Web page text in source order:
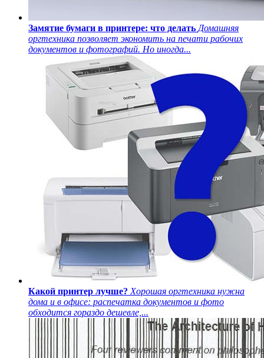
Замятие бумаги в принтере: что делать Домашняя
оргтехника позволяет экономить на печати рабочих
документов и фотографий. Но иногда...
Какой принтер лучше? Хорошая оргтехника нужна
дома и в офисе: распечатка документов и фото
обходится гораздо дешевле,...